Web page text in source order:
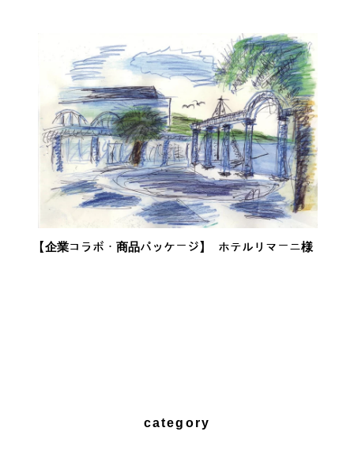
【企業コラボ・商品パッケージ】 ホテルリマーニ様
category